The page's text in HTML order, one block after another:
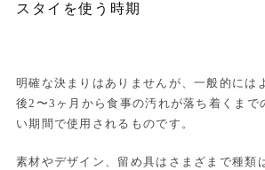
スタイを使う時期
明確な決まりはありませんが、一般的には
後2〜3ヶ月から食事の汚れが落ち着くまで
い期間で使用されるものです。
素材やデザイン、留め具はさまざまで種類